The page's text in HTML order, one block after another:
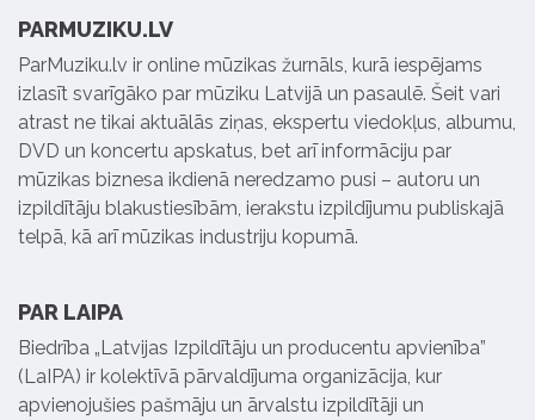
PARMUZIKU.LV
ParMuziku.lv ir online mūzikas žurnāls, kurā iespējams
izlasīt svarīgāko par mūziku Latvijā un pasaulē. Šeit vari
atrast ne tikai aktuālās ziņas, ekspertu viedokļus, albumu,
DVD un koncertu apskatus, bet arī informāciju par
mūzikas biznesa ikdienā neredzamo pusi – autoru un
izpildītāju blakustiesībām, ierakstu izpildījumu publiskajā
telpā, kā arī mūzikas industriju kopumā.
PAR LAIPA
Biedrība „Latvijas Izpildītāju un producentu apvienība”
(LaIPA) ir kolektīvā pārvaldījuma organizācija, kur
apvienojušies pašmāju un ārvalstu izpildītāji un